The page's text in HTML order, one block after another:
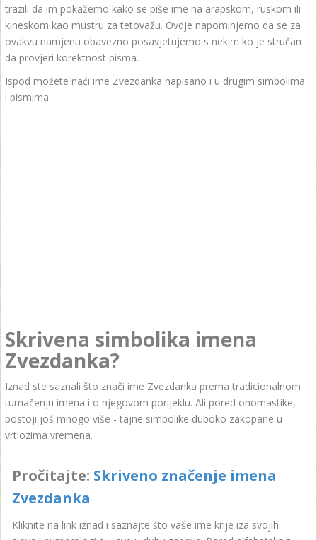
trazili da im pokažemo kako se piše ime na arapskom, ruskom ili
kineskom kao mustru za tetovažu. Ovdje napominjemo da se za
ovakvu namjenu obavezno posavjetujemo s nekim ko je stručan
da provjeri korektnost pisma.
Ispod možete naći ime Zvezdanka napisano i u drugim simbolima
i pismima.
Skrivena simbolika imena
Zvezdanka?
Iznad ste saznali što znači ime Zvezdanka prema tradicionalnom
tumačenju imena i o njegovom porijeklu. Ali pored onomastike,
postoji još mnogo više - tajne simbolike duboko zakopane u
vrtlozima vremena.
Pročitajte: Skriveno značenje imena
Zvezdanka
Kliknite na link iznad i saznajte što vaše ime krije iza svojih